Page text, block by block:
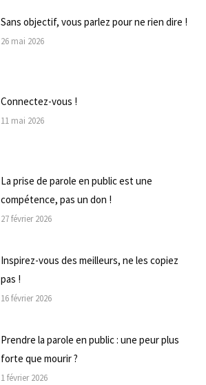
Sans objectif, vous parlez pour ne rien dire !
26 mai 2026
Connectez-vous !
11 mai 2026
La prise de parole en public est une
compétence, pas un don !
27 février 2026
Inspirez-vous des meilleurs, ne les copiez
pas !
16 février 2026
Prendre la parole en public : une peur plus
forte que mourir ?
1 février 2026